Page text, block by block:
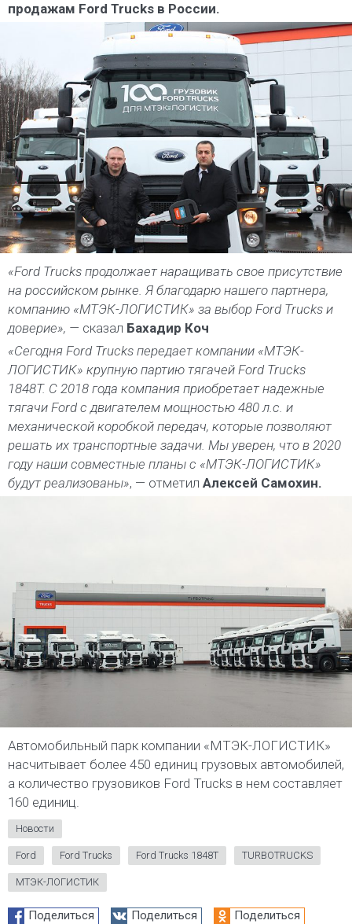
продажам Ford Trucks в России.
«Ford Trucks продолжает наращивать свое присутствие
на российском рынке. Я благодарю нашего партнера,
компанию «МТЭК-ЛОГИСТИК» за выбор Ford Trucks и
доверие», — сказал Бахадир Коч
«Сегодня Ford Trucks передает компании «МТЭК-
ЛОГИСТИК» крупную партию тягачей Ford Trucks
1848T. C 2018 года компания приобретает надежные
тягачи Ford с двигателем мощностью 480 л.с. и
механической коробкой передач, которые позволяют
решать их транспортные задачи. Мы уверен, что в 2020
году наши совместные планы с «МТЭК-ЛОГИСТИК»
будут реализованы», — отметил Алексей Самохин.
Автомобильный парк компании «МТЭК-ЛОГИСТИК»
насчитывает более 450 единиц грузовых автомобилей,
а количество грузовиков Ford Trucks в нем составляет
160 единиц.
Новости
Ford Ford Trucks Ford Trucks 1848T TURBOTRUCKS
МТЭК-ЛОГИСТИК
Поделиться Поделиться
Поделиться